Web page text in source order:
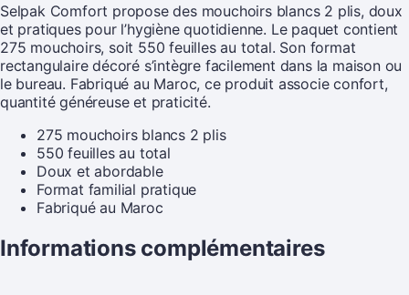
Selpak Comfort propose des mouchoirs blancs 2 plis, doux
et pratiques pour l’hygiène quotidienne. Le paquet contient
275 mouchoirs, soit 550 feuilles au total. Son format
rectangulaire décoré s’intègre facilement dans la maison ou
le bureau. Fabriqué au Maroc, ce produit associe confort,
quantité généreuse et praticité.
275 mouchoirs blancs 2 plis
550 feuilles au total
Doux et abordable
Format familial pratique
Fabriqué au Maroc
Informations complémentaires